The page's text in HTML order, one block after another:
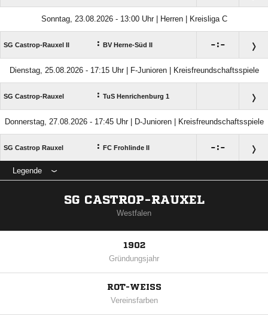
Sonntag, 23.08.2026 - 13:00 Uhr | Herren | Kreisliga C
SG Castrop-Rauxel II : BV Herne-Süd II :
Dienstag, 25.08.2026 - 17:15 Uhr | F-Junioren | Kreisfreundschaftsspiele
SG Castrop-Rauxel : TuS Henrichenburg 1
Donnerstag, 27.08.2026 - 17:45 Uhr | D-Junioren | Kreisfreundschaftsspiele
SG Castrop Rauxel : FC Frohlinde II :
Legende
SG CASTROP-RAUXEL
Westfalen
1902
Gründungsjahr
ROT-WEISS
Vereinsfarben